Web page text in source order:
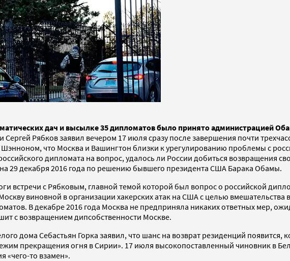
дач и высылке 35 дипломатов было принято администрацией
Рябков заявил вечером 17 июля сразу после завершения почти
что Москва и Вашингтон близки к урегулированию проблемы с
дипломата на вопрос, удалось ли России добиться возвращения
29 декабря 2016 года по решению бывшего президента США Барака Обамы.
встречи с Рябковым, главной темой которой был вопрос о российской
виновной в организации хакерских атак на США с целью
В декабре 2016 года Москва не предприняла никаких ответных мер,
с возвращением дипсобственности Москве.
дома Себастьян Горка заявил, что шанс на возврат резиденций появится,
прекращения огня в Сирии». 17 июля высокопоставленный чиновник в
«чего-то взамен».